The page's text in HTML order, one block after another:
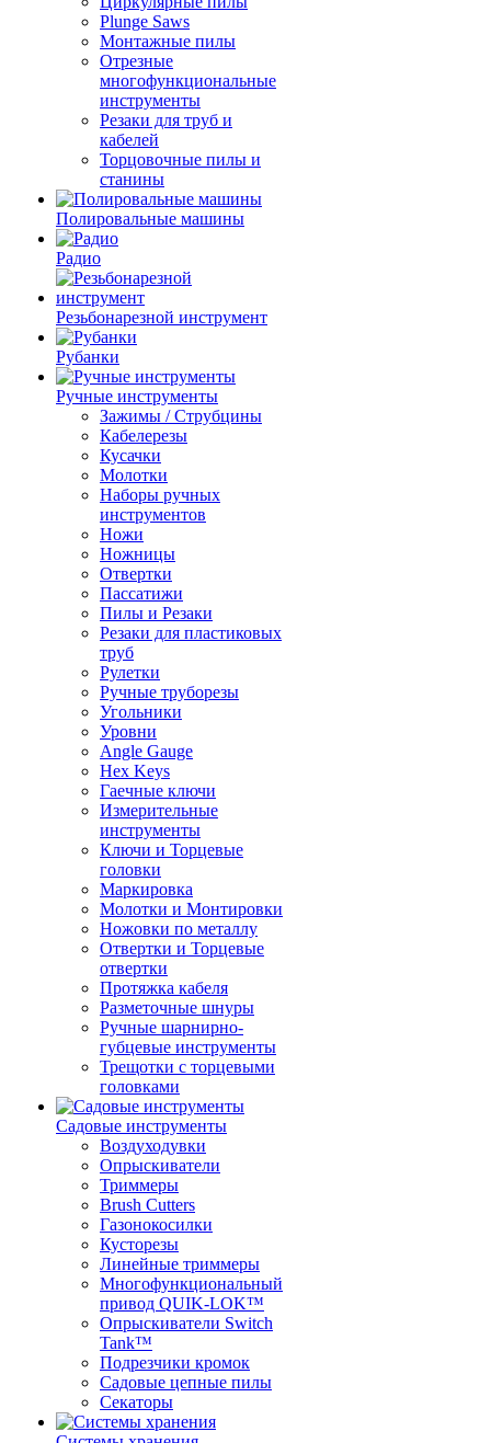
Plunge Saws
Монтажные пилы
Отрезные
многофункциональные
инструменты
Резаки для труб и
кабелей
Торцовочные пилы и
станины
Полировальные машины
Радио
Резьбонарезной инструмент
Рубанки
Ручные инструменты
Зажимы / Струбцины
Кабелерезы
Кусачки
Молотки
Наборы ручных
инструментов
Ножи
Ножницы
Отвертки
Пассатижи
Пилы и Резаки
Резаки для пластиковых
труб
Рулетки
Ручные труборезы
Угольники
Уровни
Angle Gauge
Hex Keys
Гаечные ключи
Измерительные
инструменты
Ключи и Торцевые
головки
Маркировка
Молотки и Монтировки
Ножовки по металлу
Отвертки и Торцевые
отвертки
Протяжка кабеля
Разметочные шнуры
Ручные шарнирно-
губцевые инструменты
Трещотки с торцевыми
головками
Садовые инструменты
Воздуходувки
Опрыскиватели
Триммеры
Brush Cutters
Газонокосилки
Кусторезы
Линейные триммеры
Многофункциональный
привод QUIK-LOK™
Опрыскиватели Switch
Tank™
Подрезчики кромок
Садовые цепные пилы
Секаторы